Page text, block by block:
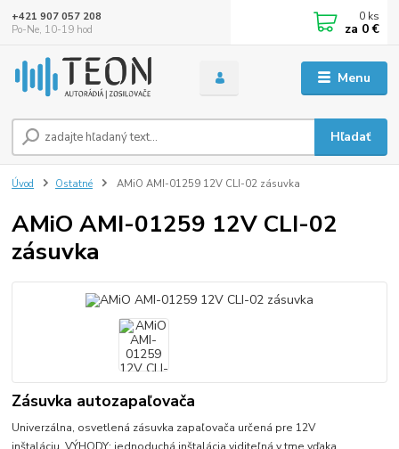
Menu
Hľadať
+421 907 057 208
Po-Ne, 10-19 hod
0 ks
za 0 €
Úvod Ostatné AMiO AMI-01259 12V CLI-02 zásuvka
AMiO AMI-01259 12V CLI-02
zásuvka
Zásuvka autozapaľovača
Univerzálna, osvetlená zásuvka zapaľovača určená pre 12V